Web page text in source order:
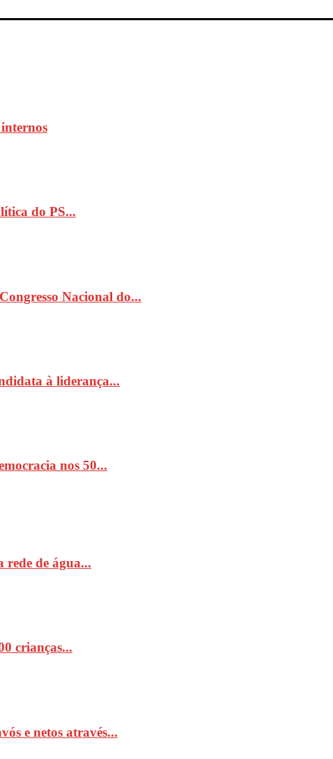
do PS...
Nacional do...
à liderança...
nos 50...
rede de água...
crianças...
e netos através...